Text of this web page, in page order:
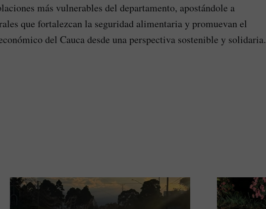
más vulnerables del departamento, apostándole a
que fortalezcan la seguridad alimentaria y promuevan el
del Cauca desde una perspectiva sostenible y solidaria.